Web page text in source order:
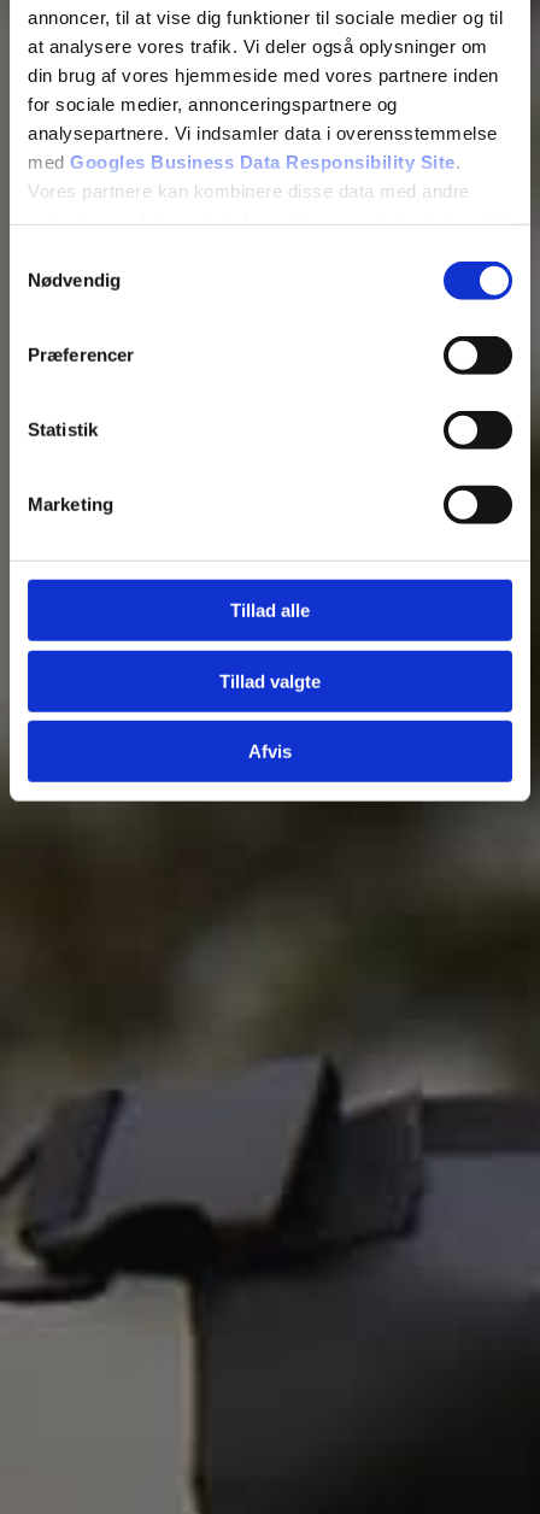
annoncer, til at vise dig funktioner til sociale medier og til
at analysere vores trafik. Vi deler også oplysninger om
din brug af vores hjemmeside med vores partnere inden
for sociale medier, annonceringspartnere og
analysepartnere. Vi indsamler data i overensstemmelse
med Googles Business Data Responsibility Site
Vores partnere kan kombinere disse data med andre
Se Cookie & Privatlivspolitik
Nødvendig
Præferencer
Statistik
Marketing
Tillad alle
Tillad valgte
Afvis
Tilføj filer (max 5)